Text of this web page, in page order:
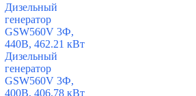
Дизельный
генератор
GSW560V 3Ф,
440В, 462.21 кВт
Дизельный
генератор
GSW560V 3Ф,
400В, 406.78 кВт